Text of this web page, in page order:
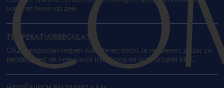
voor het leven op zee.
TEMPERATUURREGULATIE
Onze producten helpen warmte en vocht te reguleren, zodat uw
beddengoed de hele nacht fris, droog en comfortabel blijft.